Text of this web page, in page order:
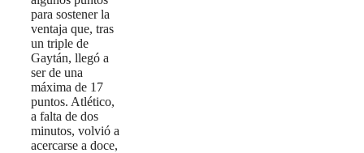
para sostener la
ventaja que, tras
un triple de
Gaytán, llegó a
ser de una
máxima de 17
puntos. Atlético,
a falta de dos
minutos, volvió a
acercarse a doce,